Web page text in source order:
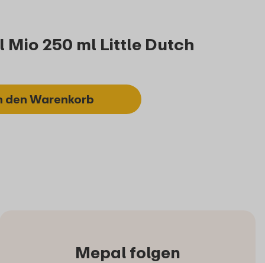
Mio 250 ml Little Dutch
den Warenkorb
Mepal folgen